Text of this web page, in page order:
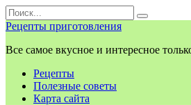
Перейти
к
контенту
Search
for:
Рецепты приготовления
Все самое вкусное и интересное
Рецепты
Полезные советы
Карта сайта